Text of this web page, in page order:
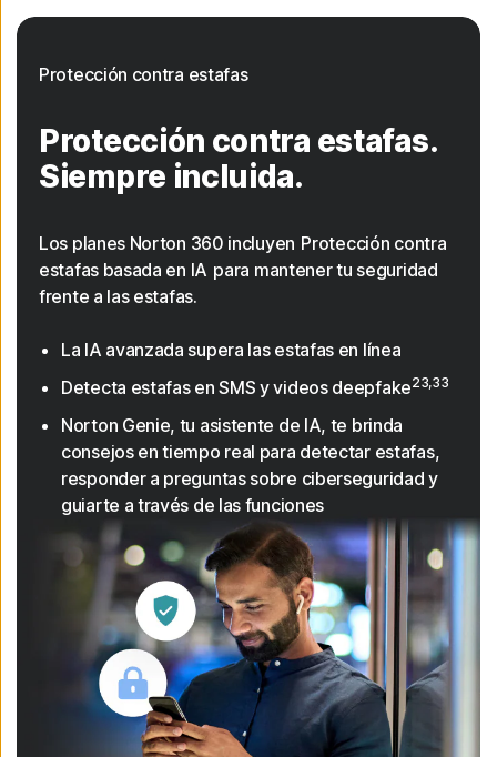
Protección contra estafas
Protección contra estafas.
Siempre incluida.
Los planes Norton 360 incluyen Protección contra
estafas basada en IA para mantener tu seguridad
frente a las estafas.
La IA avanzada supera las estafas en línea
Detecta estafas en SMS y videos deepfake23,33
Norton Genie, tu asistente de IA, te brinda
consejos en tiempo real para detectar estafas,
responder a preguntas sobre ciberseguridad y
guiarte a través de las funciones